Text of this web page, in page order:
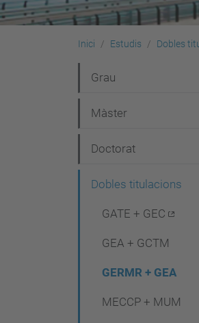
Inici Estudis Dobles
a
v
g
Grau
Màster
Doctorat
Dobles titulacions
GATE + GEC
GEA + GCTM
GERMR + GEA
MECCP + MUM